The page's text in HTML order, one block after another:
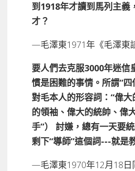
到1918年才讀到馬列主義
才？
—毛澤東1971年《毛澤東
要人們去克服3000年迷信
慣是困難的事情。所謂“四
對毛本人的形容詞：“偉
的領袖、偉大的統帥、偉
手”） 討嫌，總有一天要
剩下“導師”這個詞---就是
—毛澤東1970年12月18日